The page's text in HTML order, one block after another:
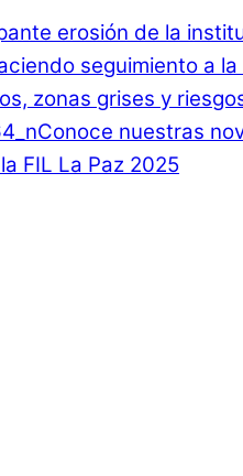
erosión de la
seguimiento a
zonas grises y
Conoce nuestras
FIL La Paz 2025